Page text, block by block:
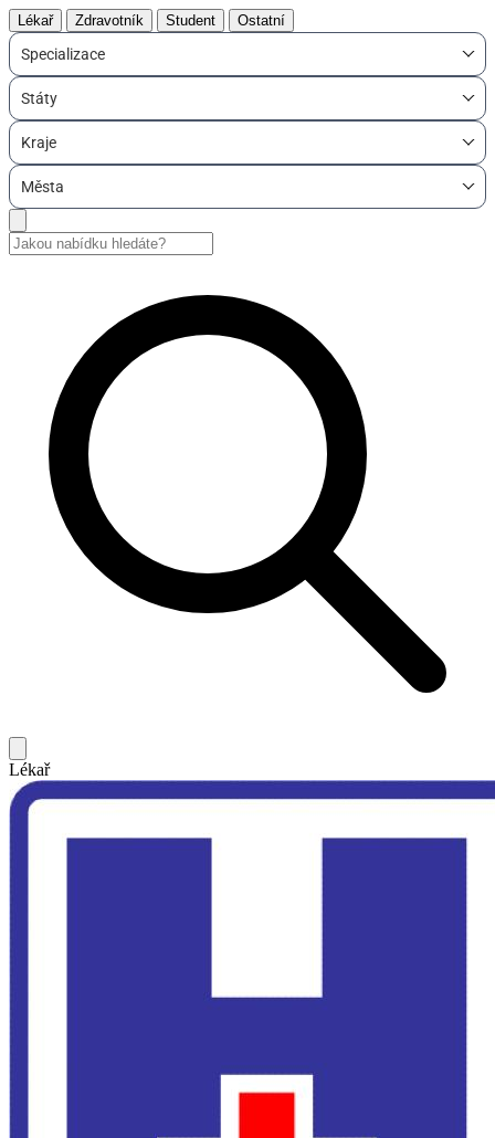
Lékař Zdravotník Student Ostatní
Specializace
Státy
Kraje
Města
Lékař